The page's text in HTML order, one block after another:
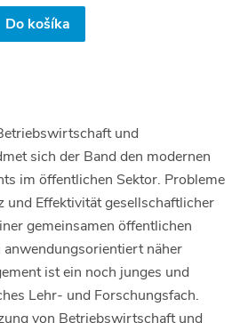
Do košíka
und
sich der Band den modernen
im öffentlichen Sektor. Probleme
und Effektivität gesellschaftlicher
gemeinsamen öffentlichen
näher
ist ein noch junges und
Lehr- und Forschungsfach.
von Betriebswirtschaft und